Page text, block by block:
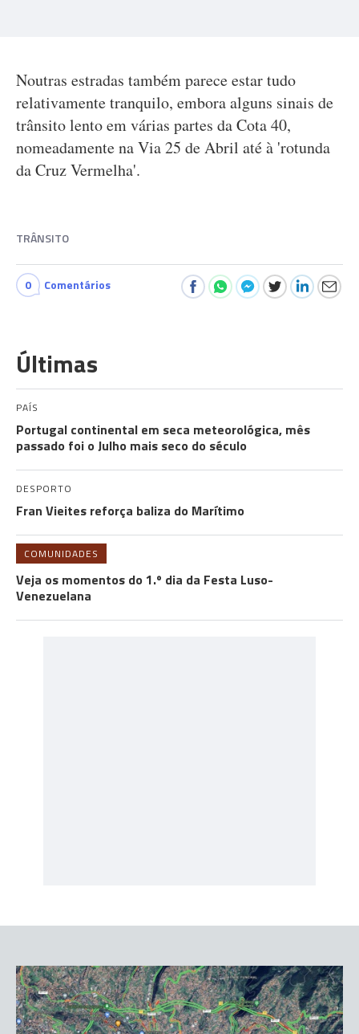
Noutras estradas também parece estar tudo
relativamente tranquilo, embora alguns sinais de
trânsito lento em várias partes da Cota 40,
nomeadamente na Via 25 de Abril até à 'rotunda
da Cruz Vermelha'.
TRÂNSITO
0 Comentários
Últimas
PAÍS
Portugal continental em seca meteorológica, mês
passado foi o Julho mais seco do século
DESPORTO
Fran Vieites reforça baliza do Marítimo
COMUNIDADES
Veja os momentos do 1.º dia da Festa Luso-
Venezuelana